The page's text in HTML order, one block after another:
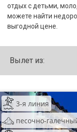
отдых с детьми,
можете найти
выгодной цене.
Вылет из:
3-я линия
песочно-
Южный Гоа
Занзибар
Экскурсионные туры
VIP отели 5 звезд